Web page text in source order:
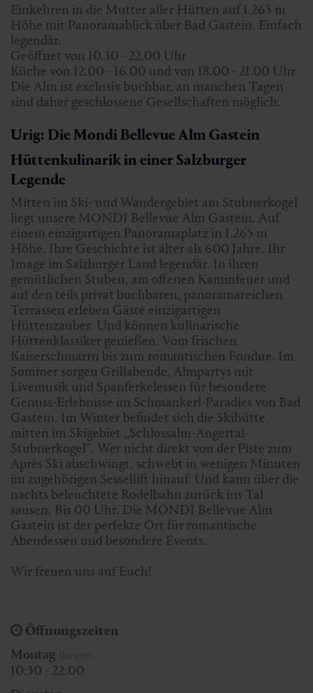
Einkehren in die Mutter aller Hütten auf 1.265 m
Höhe mit Panoramablick über Bad Gastein. Einfach
legendär.
Geöffnet von 10.30 - 22.00 Uhr
Küche von 12.00 - 16.00 und von 18.00 - 21.00 Uhr
Die Alm ist exclusiv buchbar, an manchen Tagen
sind daher geschlossene Gesellschaften möglich.
Urig: Die Mondi Bellevue Alm Gastein
Hüttenkulinarik in einer Salzburger
Legende
Mitten im Ski- und Wandergebiet am Stubnerkogel
liegt unsere MONDI Bellevue Alm Gastein. Auf
einem einzigartigen Panoramaplatz in 1.265 m
Höhe. Ihre Geschichte ist älter als 600 Jahre. Ihr
Image im Salzburger Land legendär. In ihren
gemütlichen Stuben, am offenen Kaminfeuer und
auf den teils privat buchbaren, panoramareichen
Terrassen erleben Gäste einzigartigen
Hüttenzauber. Und können kulinarische
Hüttenklassiker genießen. Vom frischen
Kaiserschmarrn bis zum romantischen Fondue. Im
Sommer sorgen Grillabende, Almpartys mit
Livemusik und Spanferkelessen für besondere
Genuss-Erlebnisse im Schmankerl-Paradies von Bad
Gastein. Im Winter befindet sich die Skihütte
mitten im Skigebiet „Schlossalm-Angertal-
Stubnerkogel". Wer nicht direkt von der Piste zum
Après Ski abschwingt, schwebt in wenigen Minuten
im zugehörigen Sessellift hinauf. Und kann über die
nachts beleuchtete Rodelbahn zurück ins Tal
sausen. Bis 00 Uhr. Die MONDI Bellevue Alm
Gastein ist der perfekte Ort für romantische
Abendessen und besondere Events.
Wir freuen uns auf Euch!
Öffnungszeiten
Montag
10:30 - 22:00